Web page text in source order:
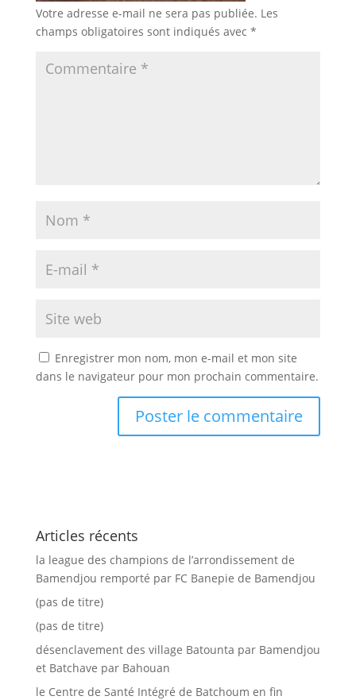
Votre adresse e-mail ne sera pas publiée. Les
champs obligatoires sont indiqués avec *
Enregistrer mon nom, mon e-mail et mon site
dans le navigateur pour mon prochain commentaire.
Articles récents
la league des champions de l’arrondissement de
Bamendjou remporté par FC Banepie de Bamendjou
(pas de titre)
(pas de titre)
désenclavement des village Batounta par Bamendjou
et Batchave par Bahouan
le Centre de Santé Intégré de Batchoum en fin